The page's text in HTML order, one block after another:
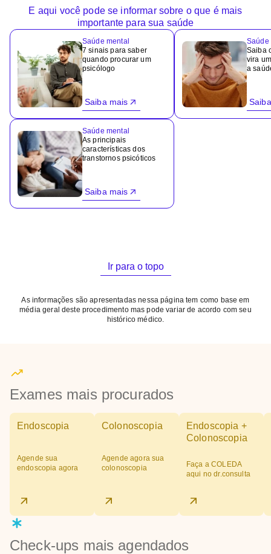
E aqui você pode se informar sobre o que é mais
importante para sua saúde
Saúde mental
7 sinais para saber
quando procurar um
psicólogo
Saiba mais
Saúde mental
As principais
características dos
transtornos psicóticos
Saiba mais
Saúde
Saiba
vira
a
Ir para o topo
As informações são apresentadas nessa página tem como base em
média geral deste procedimento mas pode variar de acordo com seu
histórico médico.
Exames mais procurados
Endoscopia
Agende sua
endoscopia agora
Colonoscopia
Agende agora sua
colonoscopia
Endoscopia +
Colonoscopia
Faça a COLEDA
aqui no dr.consulta
Check-ups mais agendados